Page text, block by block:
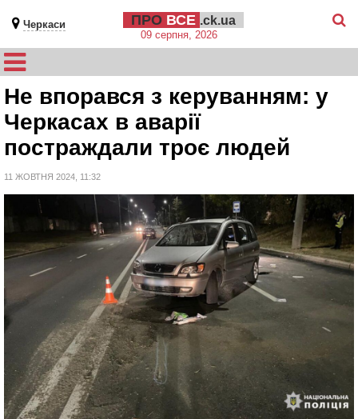
Черкаси ПРО ВСЕ .ck.ua
09 серпня, 2026
Не впорався з керуванням: у
Черкасах в аварії
постраждали троє людей
11 ЖОВТНЯ 2024, 11:32